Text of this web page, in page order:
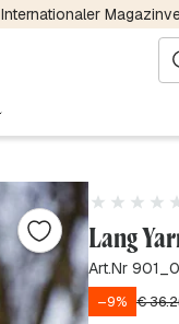
Internationaler
Lang
Art.Nr
–9% €